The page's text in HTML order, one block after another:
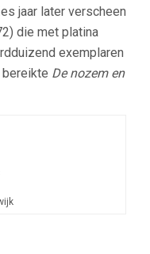
jaar later verscheen
die met platina
exemplaren
bereikte De nozem en